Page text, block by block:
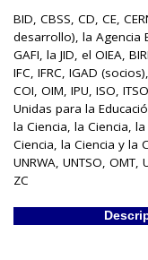
BID, CBSS, CD, CE,
desarrollo), la Agencia
GAFI, la JID, el OIEA,
IFC, IFRC, IGAD
COI, OIM, IPU, ISO,
Unidas para la
la Ciencia, la Ciencia,
Ciencia, la Ciencia y la
UNRWA, UNTSO, OMT,
ZC